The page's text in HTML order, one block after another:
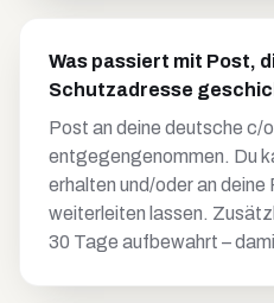
Was passiert mit Post,
Schutzadresse
Post an deine deutsche c/
entgegengenommen. Du
erhalten und/oder an deine
weiterleiten lassen.
30 Tage aufbewahrt –